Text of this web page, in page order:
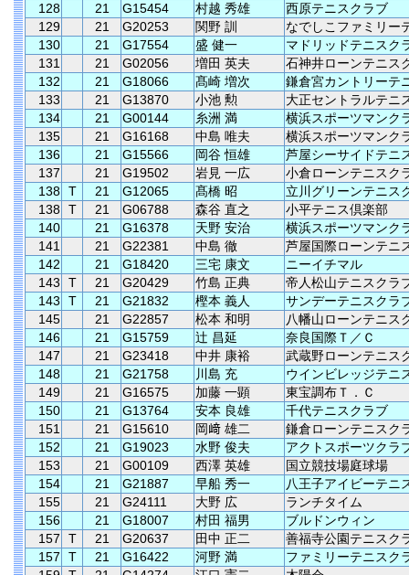
128
21 G15454 村越 秀雄
西原テニスクラブ
129
21 G20253 関野 訓
なでしこファミリー
130
21 G17554 盛 健一
マドリッドテニスク
131
21 G02056 増田 英夫
石神井ローンテニス
132
21 G18066 髙崎 増次
鎌倉宮カントリーテ
133
21 G13870 小池 勲
大正セントラルテニ
134
21 G00144 糸洲 満
横浜スポーツマンク
135
21 G16168 中島 唯夫
横浜スポーツマンク
136
21 G15566 岡谷 恒雄
芦屋シーサイドテニ
137
21 G19502 岩見 一広
小倉ローンテニスク
138 T 21 G12065 髙橋 昭
立川グリーンテニス
138 T 21 G06788 森谷 直之
小平テニス倶楽部
140
21 G16378 天野 安治
横浜スポーツマンク
141
21 G22381 中島 徹
芦屋国際ローンテニ
142
21 G18420 三宅 康文
ニーイチマル
143
T 21 G20429 竹島 正典
帝人松山テニスクラ
143
T 21 G21832 樫本 義人
サンデーテニスクラ
145
21 G22857 松本 和明
八幡山ローンテニス
146
21 G15759 辻 昌延
奈良国際Ｔ／Ｃ
147
21 G23418 中井 康裕
武蔵野ローンテニス
148
21 G21758 川島 充
ウインビレッジテニ
149
21 G16575 加藤 一顕
東宝調布Ｔ．Ｃ
150
21 G13764 安本 良雄
千代テニスクラブ
151
21 G15610 岡﨑 雄二
鎌倉ローンテニスク
152
21 G19023 水野 俊夫
アクトスポーツクラ
153
21 G00109 西澤 英雄
国立競技場庭球場
154
21 G21887 早船 秀一
八王子アイビーテニ
155
21 G24111 大野 広
ランチタイム
156
21 G18007 村田 福男
ブルドンウィン
157
T 21 G20637 田中 正二
善福寺公園テニスク
157
T 21 G16422 河野 満
ファミリーテニスク